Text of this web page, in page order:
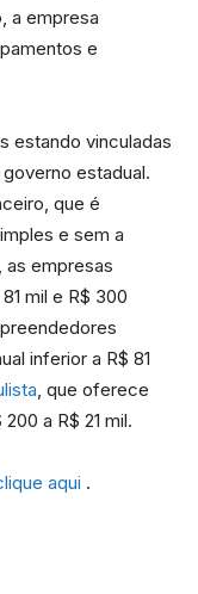
a empresa
e
estando vinculadas
estadual.
que é
e sem a
as empresas
mil e R$ 300
inferior a R$ 81
, que oferece
a R$ 21 mil.
aqui .